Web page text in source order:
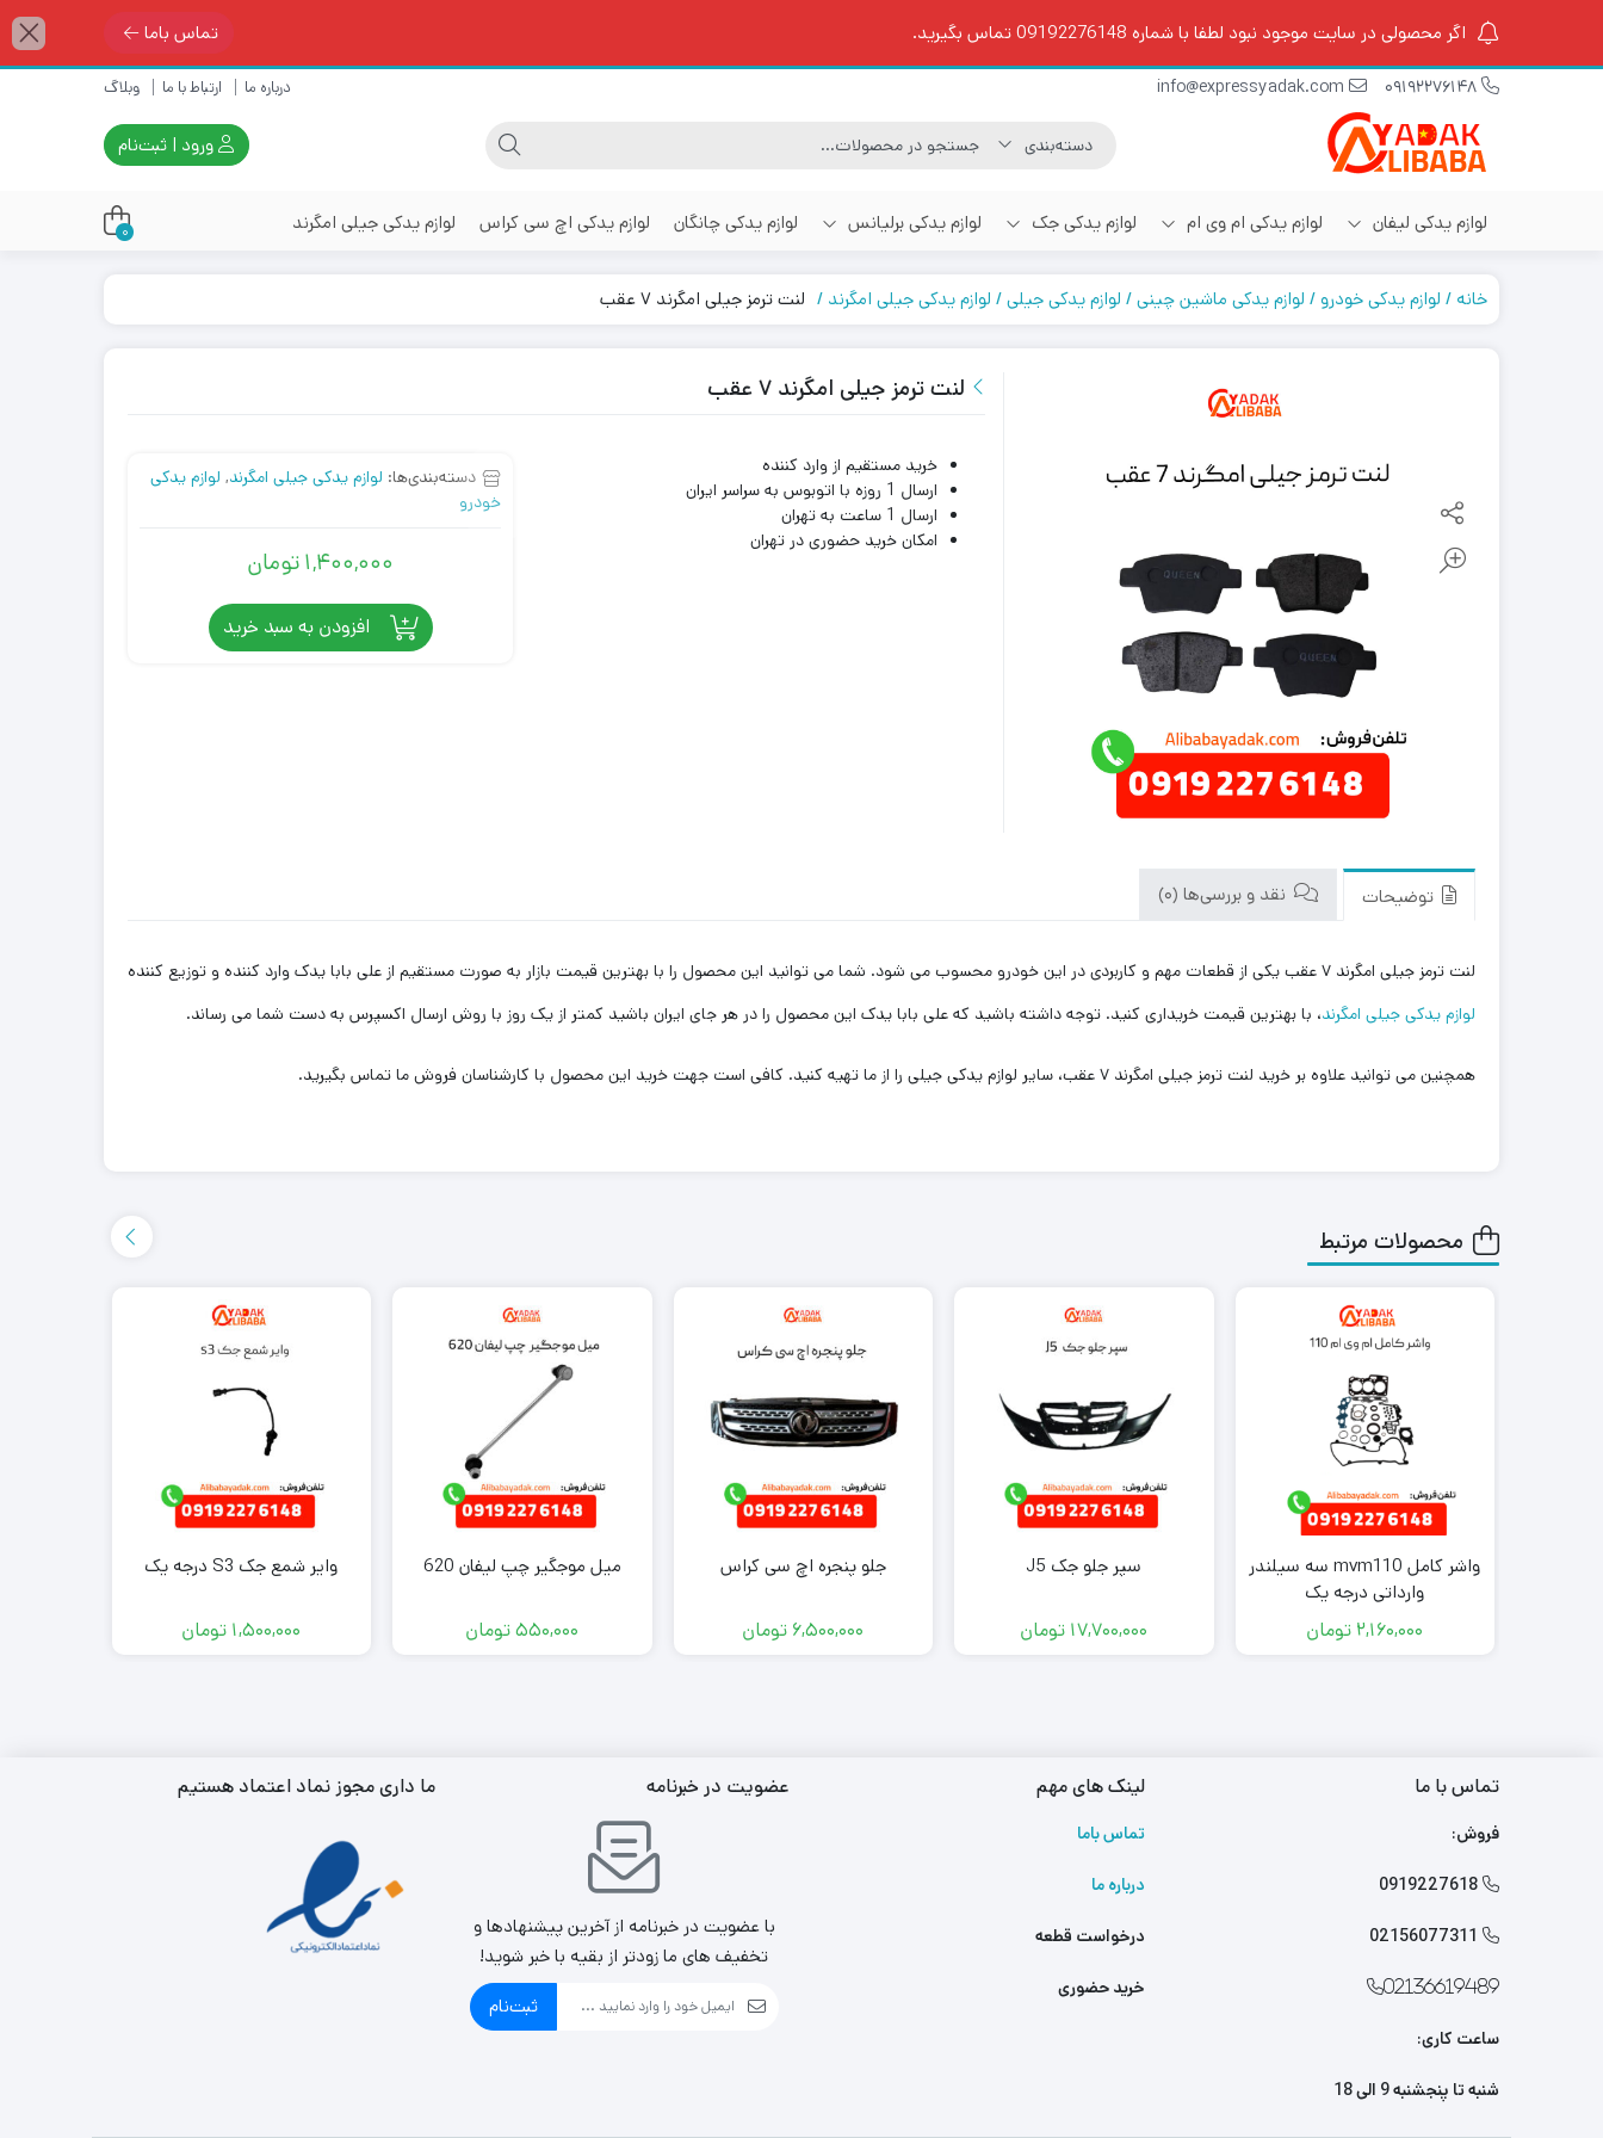
اگر محصولی در سایت موجود نبود لطفا با شماره 09192276148 تماس بگیرید. تماس باما
درباره ما ارتباط با ما وبلاگ
ورود | ثبت‌نام
لوازم یدکی لیفان لوازم یدکی ام وی ام لوازم یدکی جک لوازم یدکی برلیانس لوازم یدکی چانگان لوازم یدکی اچ سی کراس لوازم یدکی جیلی امگرند 0
خانه لوازم یدکی خودرو لوازم یدکی ماشین چینی لوازم یدکی جیلی لوازم یدکی جیلی امگرند لنت ترمز جیلی امگرند ۷ عقب
لنت ترمز جیلی امگرند ۷ عقب
خرید مستقیم از وارد کننده
ارسال 1 روزه با اتوبوس به سراسر ایران
ارسال 1 ساعت به تهران
امکان خرید حضوری در تهران
دسته‌بندی‌ها: لوازم یدکی جیلی امگرند, لوازم یدکی
خودرو
1,400,000تومان
افزودن به سبد خرید
توضیحات نقد و بررسی‌ها (0)
لنت ترمز جیلی امگرند ۷ عقب یکی از قطعات مهم و کاربردی در این خودرو محسوب می شود. شما می توانید این محصول را با بهترین قیمت بازار به صورت مستقیم از علی بابا یدک وارد کننده و توزیع کننده
لوازم یدکی جیلی امگرند، با بهترین قیمت خریداری کنید. توجه داشته باشید که علی بابا یدک این محصول را در هر جای ایران باشید کمتر از یک روز با روش ارسال اکسپرس به دست شما می رساند.
همچنین می توانید علاوه بر خرید لنت ترمز جیلی امگرند ۷ عقب، سایر لوازم یدکی جیلی را از ما تهیه کنید. کافی است جهت خرید این محصول با کارشناسان فروش ما تماس بگیرید.
محصولات مرتبط
واشر کامل mvm110 سه سیلندر
وارداتی درجه یک
2,160,000 تومان
سپر جلو جک J5
17,700,000 تومان
جلو پنجره اچ سی کراس
6,500,000 تومان
میل موجگیر چپ لیفان 620
550,000تومان
وایر شمع جک S3 درجه یک
1,500,000 تومان
تماس با ما
فروش:

0919227618

02156077311
02136619489
ساعت کاری:
شنبه تا پنجشنبه 9 الی 18
لینک های مهم
تماس باما
درباره ما
درخواست قطعه
خرید حضوری
عضویت در خبرنامه
با عضویت در خبرنامه از آخرین پیشنهادها و
تخفیف های ما زودتر از بقیه با خبر شوید!
ثبت‌نام
ما داری مجوز نماد اعتماد هستیم